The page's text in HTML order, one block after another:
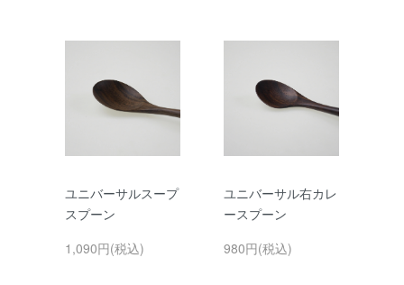
ユニバーサルスープ
スプーン
1,090円(税込)
ユニバーサル右カレ
ースプーン
980円(税込)